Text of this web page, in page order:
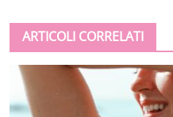
ARTICOLI CORRELATI